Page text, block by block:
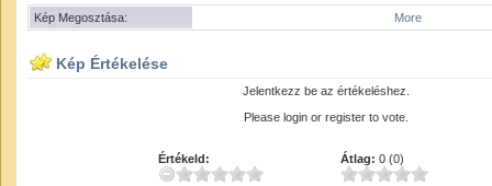
Kép Megosztása:
More
Kép Értékelése
Jelentkezz be az értékeléshez.
Please login or register to vote.
Értékeld: Átlag: 0 (0)